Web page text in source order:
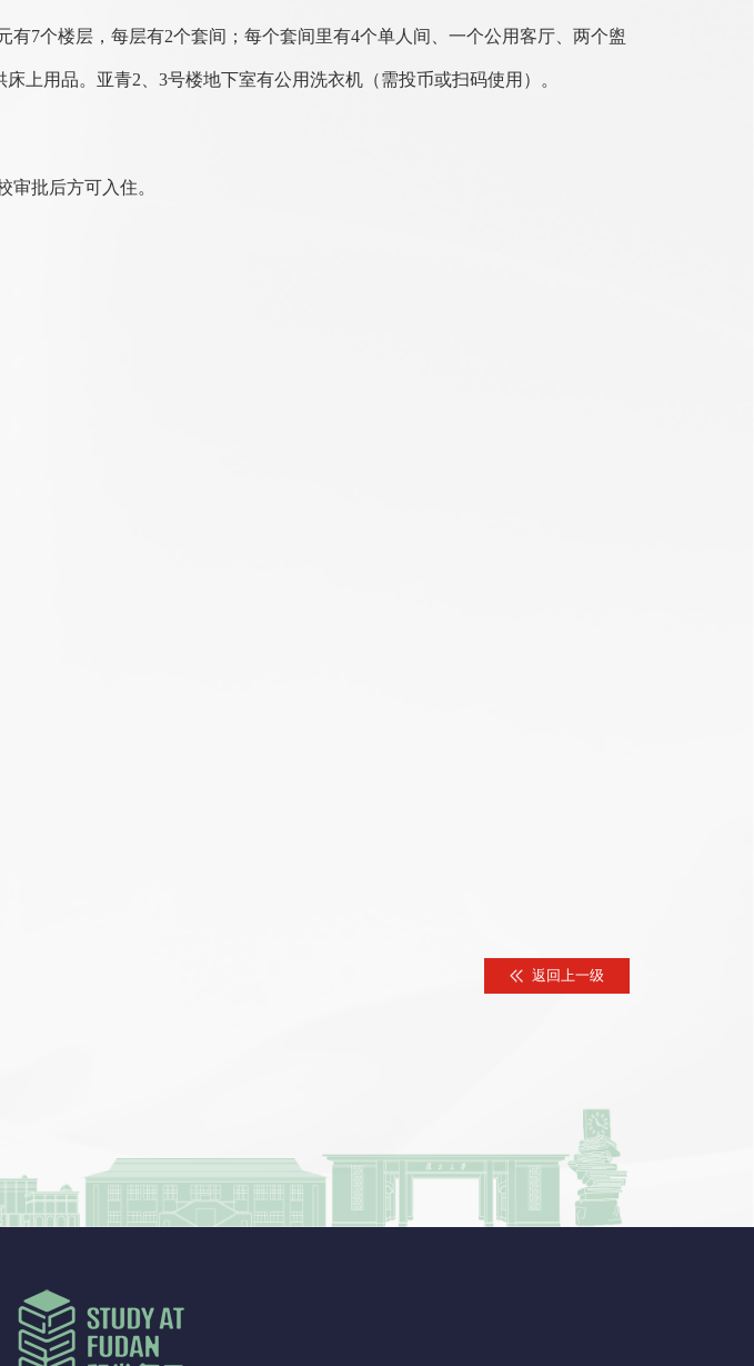
有7个楼层，每层有2个套间；每个套间里有4个单人间、一个公用客厅、两个盥
床上用品。亚青2 3号楼地下室有公用洗衣机（需投币或扫码使用）。
审批后方可入住。
返回上一级